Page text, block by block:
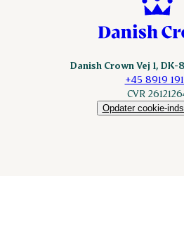
Danish Crown Vej 1,
+45 8919
CVR
Opdater cookie-